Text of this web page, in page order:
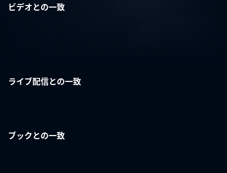
ビデオとの一致
ライブ配信との一致
ブックとの一致